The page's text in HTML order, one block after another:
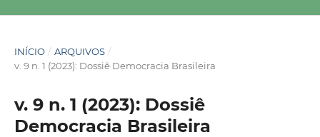
INÍCIO / ARQUIVOS /
v. 9 n. 1 (2023): Dossiê Democracia Brasileira
v. 9 n. 1 (2023): Dossiê
Democracia Brasileira